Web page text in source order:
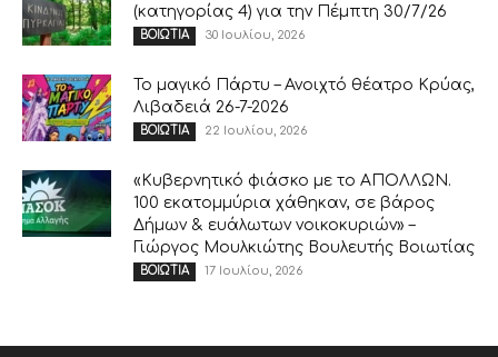
(κατηγορίας 4) για την Πέμπτη 30/7/26
ΒΟΙΩΤΙΑ 30 Ιουλίου, 2026
Το μαγικό Πάρτυ – Ανοιχτό θέατρο Κρύας,
Λιβαδειά 26-7-2026
ΒΟΙΩΤΙΑ 22 Ιουλίου, 2026
«Κυβερνητικό φιάσκο με το ΑΠΟΛΛΩΝ.
100 εκατομμύρια χάθηκαν, σε βάρος
Δήμων & ευάλωτων νοικοκυριών» –
Γιώργος Μουλκιώτης Βουλευτής Βοιωτίας
ΒΟΙΩΤΙΑ 17 Ιουλίου, 2026